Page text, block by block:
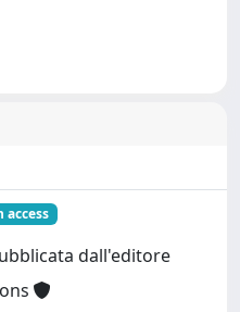
access
dall'editore